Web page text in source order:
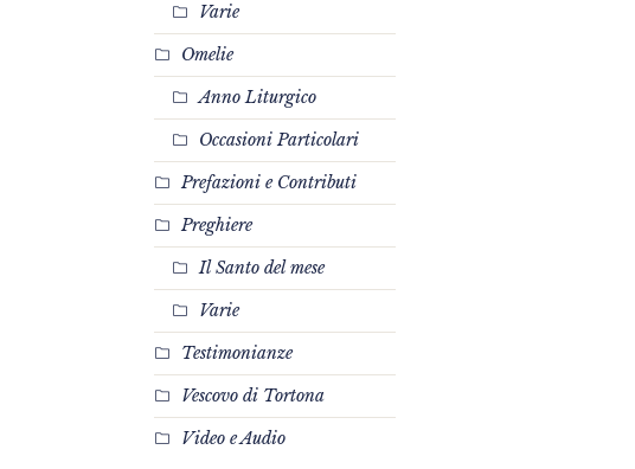
Varie
Omelie
Anno Liturgico
Occasioni Particolari
Prefazioni e Contributi
Preghiere
Il Santo del mese
Varie
Testimonianze
Vescovo di Tortona
Video e Audio